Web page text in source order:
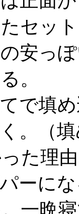
セッ
安っ
。
で填
。（
た理
ーに
一晩